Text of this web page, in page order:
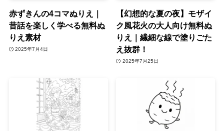
赤ずきんの4コマぬりえ｜
昔話を楽しく学べる無料ぬ
りえ素材
2025年7月4日
【幻想的な夏の夜】モザイ
ク風花火の大人向け無料ぬ
りえ｜繊細な線で塗りごた
え抜群！
2025年7月25日